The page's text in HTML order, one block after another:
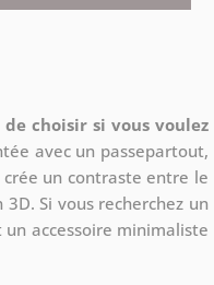
choisir si vous voulez
avec un passepartout,
un contraste entre le
Si vous recherchez un
accessoire minimaliste